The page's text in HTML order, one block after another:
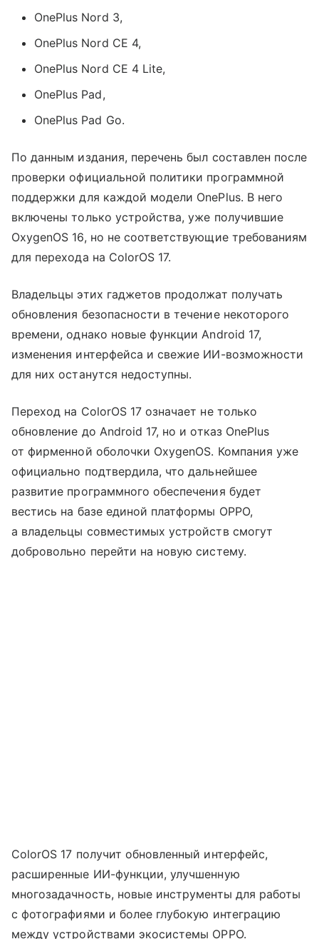
OnePlus Nord 3,
OnePlus Nord CE 4,
OnePlus Nord CE 4 Lite,
OnePlus Pad,
OnePlus Pad Go.
По данным издания, перечень был составлен после
проверки официальной политики программной
поддержки для каждой модели OnePlus. В него
включены только устройства, уже получившие
OxygenOS 16, но не соответствующие требованиям
для перехода на ColorOS 17.
Владельцы этих гаджетов продолжат получать
обновления безопасности в течение некоторого
времени, однако новые функции Android 17,
изменения интерфейса и свежие ИИ-возможности
для них останутся недоступны.
Переход на ColorOS 17 означает не только
обновление до Android 17, но и отказ OnePlus
от фирменной оболочки OxygenOS. Компания уже
официально подтвердила, что дальнейшее
развитие программного обеспечения будет
вестись на базе единой платформы OPPO,
а владельцы совместимых устройств смогут
добровольно перейти на новую систему.
ColorOS 17 получит обновленный интерфейс,
расширенные ИИ-функции, улучшенную
многозадачность, новые инструменты для работы
с фотографиями и более глубокую интеграцию
между устройствами экосистемы OPPO.